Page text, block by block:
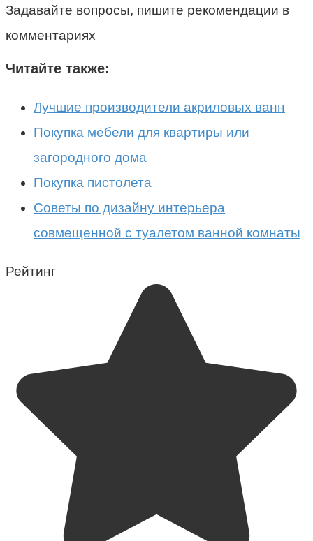
Задавайте вопросы, пишите рекомендации в
комментариях
Читайте также:
Лучшие производители акриловых ванн
Покупка мебели для квартиры или
загородного дома
Покупка пистолета
Советы по дизайну интерьера
совмещенной с туалетом ванной комнаты
Рейтинг